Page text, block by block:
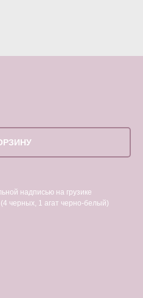
надписью на грузике
черных, 1 агат черно-белый)